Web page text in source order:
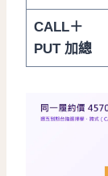
CALL＋
PUT 加總